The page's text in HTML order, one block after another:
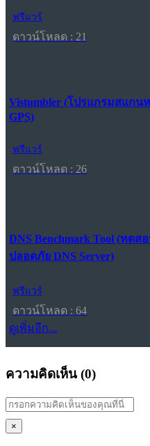
ฟรีแวร์
ดาวน์โหลด : 21
Vistumbler (โปรแกรมสแกน
GPS)
ฟรีแวร์
ดาวน์โหลด : 26
DNS Benchmark Tool (ทดส
ปลอดภัย DNS Server)
ฟรีแวร์
ดาวน์โหลด : 64
ดูเพิ่มอีก...
ความคิดเห็น (0)
×